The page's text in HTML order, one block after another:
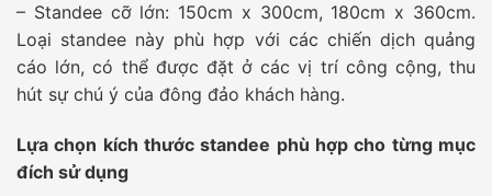
– Standee cỡ lớn: 150cm x 300cm, 180cm x 360cm.
Loại standee này phù hợp với các chiến dịch quảng
cáo lớn, có thể được đặt ở các vị trí công cộng, thu
hút sự chú ý của đông đảo khách hàng.
Lựa chọn kích thước standee phù hợp cho từng mục
đích sử dụng